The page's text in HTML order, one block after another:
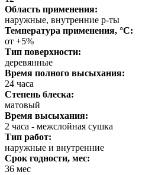
Область применения:
наружные, внутренние р-ты
Температура применения, °C:
от +5%
Тип поверхности:
деревянные
Время полного высыхания:
24 часа
Степень блеска:
матовый
Время высыхания:
2 часа - межслойная сушка
Тип работ:
наружные и внутренние
Срок годности, мес:
36 мес